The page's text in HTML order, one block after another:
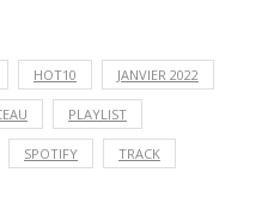
HOT10 JANVIER 2022
PLAYLIST
SPOTIFY TRACK